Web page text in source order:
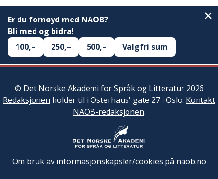
Er du fornøyd med NAOB?
Bli med og bidra!
100,–
250,– 500,– Valgfri sum
© Det Norske Akademi for Språk og Litteratur2026
Redaksjonen holder til i Osterhaus' gate 27 i Oslo. Kontakt
NAOB-redaksjonen.
Om bruk av informasjonskapsler/cookies på naob.no